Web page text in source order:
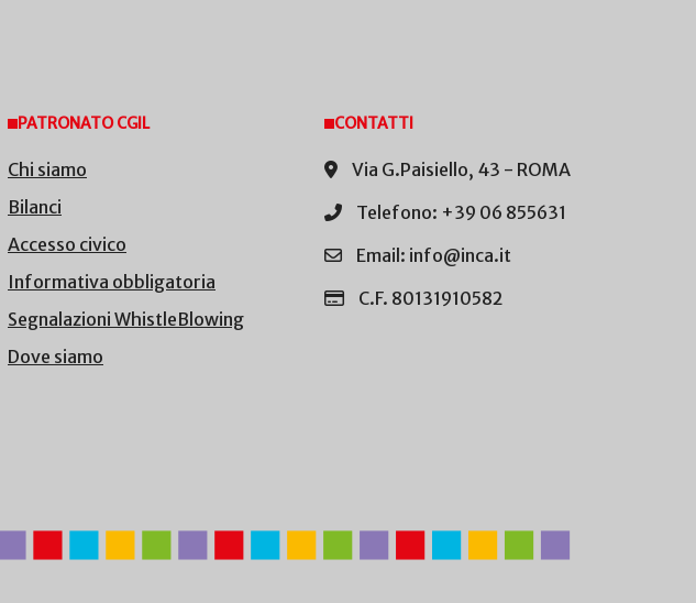
PATRONATO CGIL
Chi siamo
Bilanci
Accesso civico
Informativa obbligatoria
Segnalazioni WhistleBlowing
Dove siamo
CONTATTI
Via G.Paisiello, 43 - ROMA
Telefono: +39 06 855631
Email: info@inca.it
C.F. 80131910582